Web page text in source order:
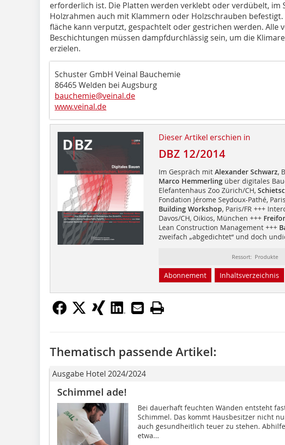
erforderlich ist. Die Platten werden verklebt oder verdübelt, im
Holzrahmen auch mit Klammern oder Holzschrauben
fläche kann verputzt, gespachtelt oder ge­strichen werden. Alle
Beschichtungen müssen dampfdurchlässig sein, um die
erzielen.
Schuster GmbH Veinal Bauchemie
86465 Welden bei Augsburg
bauchemie@veinal.de
www.veinal.de
Dieser Artikel erschien in
DBZ 12/2014
Im Gespräch mit Alexander Schwarz,
Marco Hemmerlingüber digitales
Elefantenhaus Zoo Zürich/CH,
Fondation Jérome Seydoux-Pathé,
Building Workshop, Paris/FR +++
Davos/CH, Oikios, München +++
Lean Construction Management +++
zweifach „abgedichtet“ und doch
Ressort: Produkte
Abonnement Inhaltsverzeichnis
Thematisch passende Artikel:
Ausgabe Hotel 2024/2024
Schimmel ade!
Bei dauerhaft feuchten Wänden entsteht
Schimmel. Das kommt Hausbesitzer nicht
auch gesundheitlich teuer zu stehen.
etwa...